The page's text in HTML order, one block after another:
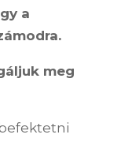
a
meg